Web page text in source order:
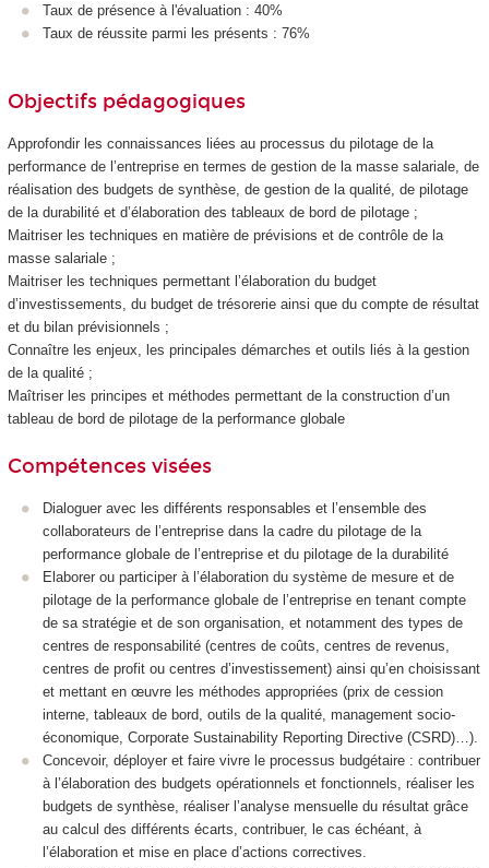
Taux de présence à l'évaluation : 40%
Taux de réussite parmi les présents : 76%
Objectifs pédagogiques
Approfondir les connaissances liées au processus du pilotage de la
performance de l’entreprise en termes de gestion de la masse salariale, de
réalisation des budgets de synthèse, de gestion de la qualité, de pilotage
de la durabilité et d’élaboration des tableaux de bord de pilotage ;
Maitriser les techniques en matière de prévisions et de contrôle de la
masse salariale ;
Maitriser les techniques permettant l’élaboration du budget
d’investissements, du budget de trésorerie ainsi que du compte de résultat
et du bilan prévisionnels ;
Connaître les enjeux, les principales démarches et outils liés à la gestion
de la qualité ;
Maîtriser les principes et méthodes permettant de la construction d’un
tableau de bord de pilotage de la performance globale
Compétences visées
Dialoguer avec les différents responsables et l’ensemble des
collaborateurs de l’entreprise dans la cadre du pilotage de la
performance globale de l’entreprise et du pilotage de la durabilité
Elaborer ou participer à l’élaboration du système de mesure et de
pilotage de la performance globale de l’entreprise en tenant compte
de sa stratégie et de son organisation, et notamment des types de
centres de responsabilité (centres de coûts, centres de revenus,
centres de profit ou centres d’investissement) ainsi qu’en choisissant
et mettant en œuvre les méthodes appropriées (prix de cession
interne, tableaux de bord, outils de la qualité, management socio-
économique, Corporate Sustainability Reporting Directive (CSRD)…).
Concevoir, déployer et faire vivre le processus budgétaire : contribuer
à l’élaboration des budgets opérationnels et fonctionnels, réaliser les
budgets de synthèse, réaliser l’analyse mensuelle du résultat grâce
au calcul des différents écarts, contribuer, le cas échéant, à
l’élaboration et mise en place d’actions correctives.